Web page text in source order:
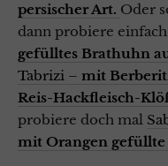
persischer Art. Oder
dann probiere
gefülltes Brathuhn
Tabrizi – mit
Reis-Hackfleisch-
probiere doch mal
mit Orangen gefüllte